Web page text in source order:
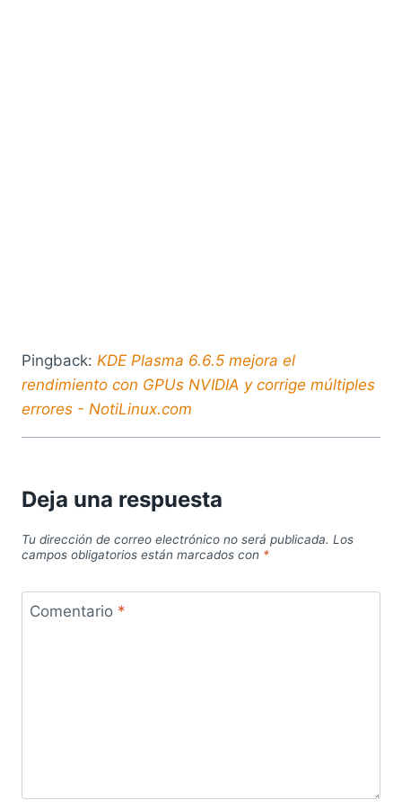
Pingback: KDE Plasma 6.6.5 mejora el
rendimiento con GPUs NVIDIA y corrige múltiples
errores - NotiLinux.com
Deja una respuesta
Tu dirección de correo electrónico no será publicada. Los
campos obligatorios están marcados con *
Comentario *